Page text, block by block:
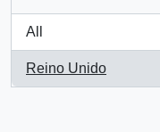
All
Reino Unido
, 1 results